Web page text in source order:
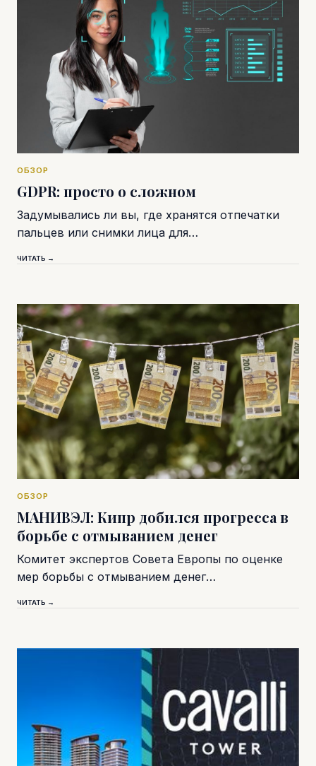
ОБЗОР
GDPR: просто о сложном
Задумывались ли вы, где хранятся отпечатки
пальцев или снимки лица для…
ЧИТАТЬ →
ОБЗОР
МАНИВЭЛ: Кипр добился прогресса в
борьбе с отмыванием денег
Комитет экспертов Совета Европы по оценке
мер борьбы с отмыванием денег…
ЧИТАТЬ →